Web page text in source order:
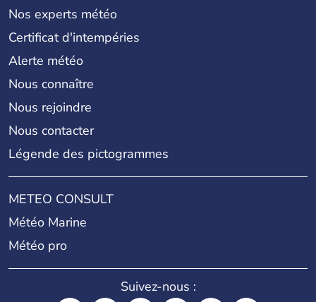
Nos experts météo
Certificat d'intempéries
Alerte météo
Nous connaître
Nous rejoindre
Nous contacter
Légende des pictogrammes
METEO CONSULT
Météo Marine
Météo pro
Suivez-nous :